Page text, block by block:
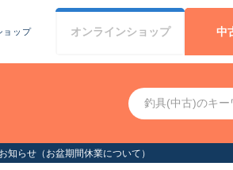
ョップ オンラインショップ 中
知らせ（お盆期間休業について）